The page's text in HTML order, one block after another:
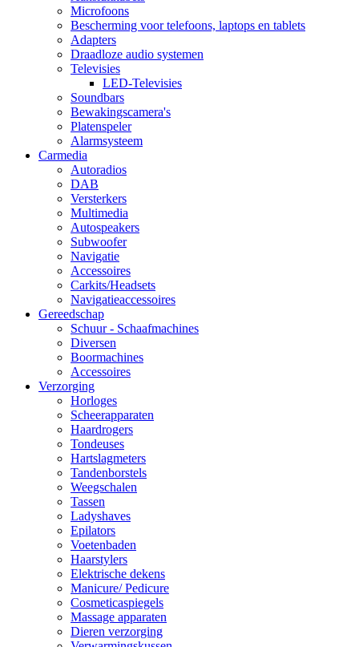
Microfoons
Bescherming voor telefoons, laptops en tablets
Adapters
Draadloze audio systemen
Televisies
LED-Televisies
Soundbars
Bewakingscamera's
Platenspeler
Alarmsysteem
Carmedia
Autoradios
DAB
Versterkers
Multimedia
Autospeakers
Subwoofer
Navigatie
Accessoires
Carkits/Headsets
Navigatieaccessoires
Gereedschap
Schuur - Schaafmachines
Diversen
Boormachines
Accessoires
Verzorging
Horloges
Scheerapparaten
Haardrogers
Tondeuses
Hartslagmeters
Tandenborstels
Weegschalen
Tassen
Ladyshaves
Epilators
Voetenbaden
Haarstylers
Elektrische dekens
Manicure/ Pedicure
Cosmeticaspiegels
Massage apparaten
Dieren verzorging